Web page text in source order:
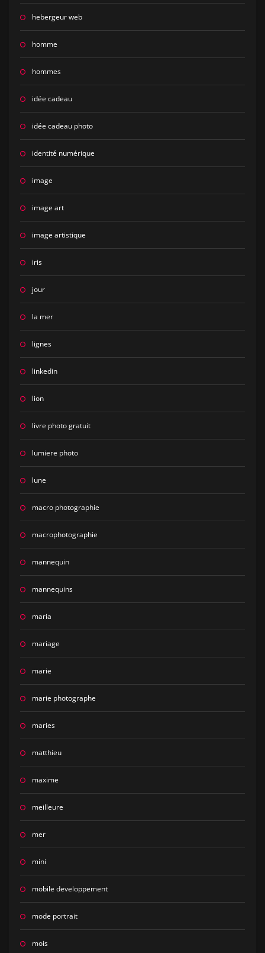
hebergeur web
homme
hommes
idée cadeau
idée cadeau photo
identité numérique
image
image art
image artistique
iris
jour
la mer
lignes
linkedin
lion
livre photo gratuit
lumiere photo
lune
macro photographie
macrophotographie
mannequin
mannequins
maria
mariage
marie
marie photographe
maries
matthieu
maxime
meilleure
mer
mini
mobile developpement
mode portrait
mois